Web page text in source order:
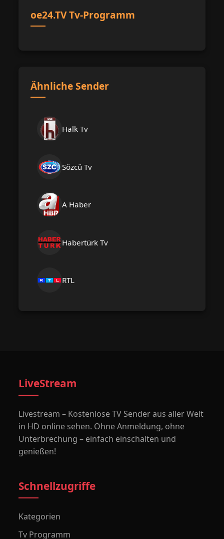
oe24.TV Tv-Programm
Ähnliche Sender
Halk Tv
Sözcü Tv
A Haber
Habertürk Tv
RTL
LiveStream
Livestream – Kostenlose TV Sender aus aller Welt
in HD online sehen. Ohne Anmeldung, ohne
Unterbrechung – einfach einschalten und
genießen!
Schnellzugriffe
Kategorien
Tv Programm